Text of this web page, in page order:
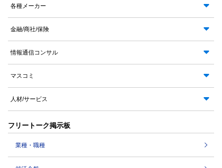
各種メーカー
金融/商社/保険
情報通信コンサル
マスコミ
人材/サービス
フリートーク掲示板
業種・職種